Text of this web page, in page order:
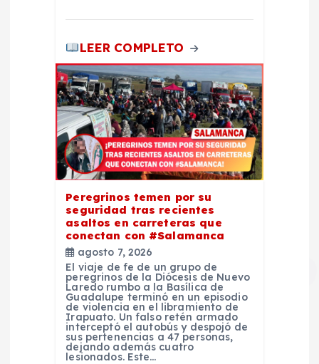
LEER COMPLETO
Peregrinos temen por su
seguridad tras recientes
asaltos en carreteras que
conectan con #Salamanca
agosto 7, 2026
El viaje de fe de un grupo de
peregrinos de la Diócesis de Nuevo
Laredo rumbo a la Basílica de
Guadalupe terminó en un episodio
de violencia en el libramiento de
Irapuato. Un falso retén armado
interceptó el autobús y despojó de
sus pertenencias a 47 personas,
dejando además cuatro
lesionados. Este…